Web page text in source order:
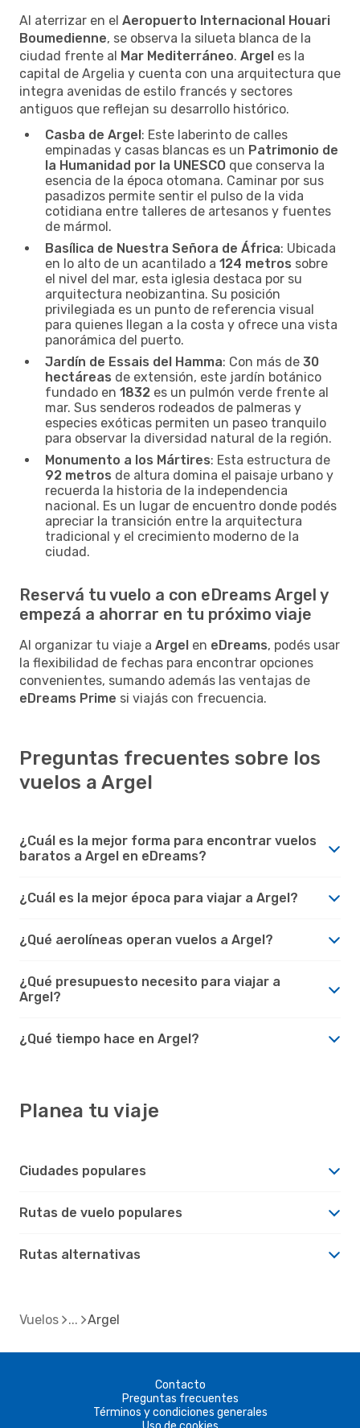
Al aterrizar en el Aeropuerto Internacional Houari
Boumedienne, se observa la silueta blanca de la
ciudad frente al Mar Mediterráneo. Argel es la
capital de Argelia y cuenta con una arquitectura que
integra avenidas de estilo francés y sectores
antiguos que reflejan su desarrollo histórico.
Casba de Argel: Este laberinto de calles
empinadas y casas blancas es un Patrimonio de
la Humanidad por la UNESCO que conserva la
esencia de la época otomana. Caminar por sus
pasadizos permite sentir el pulso de la vida
cotidiana entre talleres de artesanos y fuentes
de mármol.
Basílica de Nuestra Señora de África: Ubicada
en lo alto de un acantilado a 124 metros sobre
el nivel del mar, esta iglesia destaca por su
arquitectura neobizantina. Su posición
privilegiada es un punto de referencia visual
para quienes llegan a la costa y ofrece una vista
panorámica del puerto.
Jardín de Essais del Hamma: Con más de 30
hectáreas de extensión, este jardín botánico
fundado en 1832 es un pulmón verde frente al
mar. Sus senderos rodeados de palmeras y
especies exóticas permiten un paseo tranquilo
para observar la diversidad natural de la región.
Monumento a los Mártires: Esta estructura de
92 metros de altura domina el paisaje urbano y
recuerda la historia de la independencia
nacional. Es un lugar de encuentro donde podés
apreciar la transición entre la arquitectura
tradicional y el crecimiento moderno de la
ciudad.
Reservá tu vuelo a con eDreams Argel y
empezá a ahorrar en tu próximo viaje
Al organizar tu viaje a Argel en eDreams, podés usar
la flexibilidad de fechas para encontrar opciones
convenientes, sumando además las ventajas de
eDreams Prime si viajás con frecuencia.
Preguntas frecuentes sobre los
vuelos a Argel
¿Cuál es la mejor forma para encontrar vuelos
baratos a Argel en eDreams?
¿Cuál es la mejor época para viajar a Argel?
¿Qué aerolíneas operan vuelos a Argel?
¿Qué presupuesto necesito para viajar a
Argel?
¿Qué tiempo hace en Argel?
Planea tu viaje
Ciudades populares
Rutas de vuelo populares
Rutas alternativas
Vuelos Argel
Contacto
Preguntas frecuentes
Términos y condiciones generales